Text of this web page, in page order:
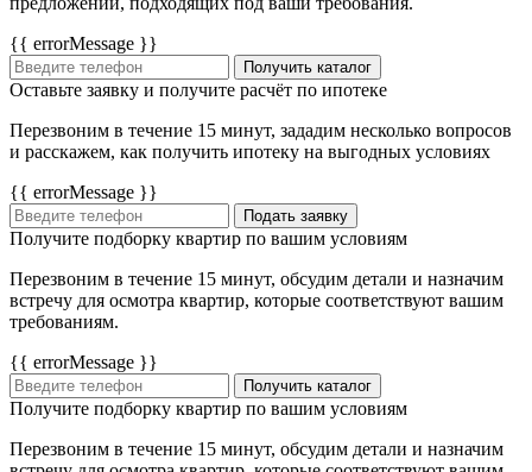
{{ errorMessage }}
Получить каталог
Оставьте заявку и получите расчёт по ипотеке
Перезвоним в течение 15 минут, зададим несколько вопросов
и расскажем, как получить ипотеку на выгодных условиях
{{ errorMessage }}
Подать заявку
Получите подборку квартир по вашим условиям
Перезвоним в течение 15 минут, обсудим детали и назначим
встречу для осмотра квартир, которые соответствуют вашим
требованиям.
{{ errorMessage }}
Получить каталог
Получите подборку квартир по вашим условиям
Перезвоним в течение 15 минут, обсудим детали и назначим